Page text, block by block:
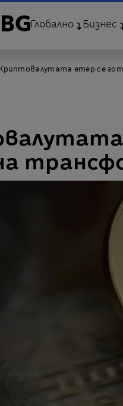
Глобално Бизнес
Криптовалутата етер се